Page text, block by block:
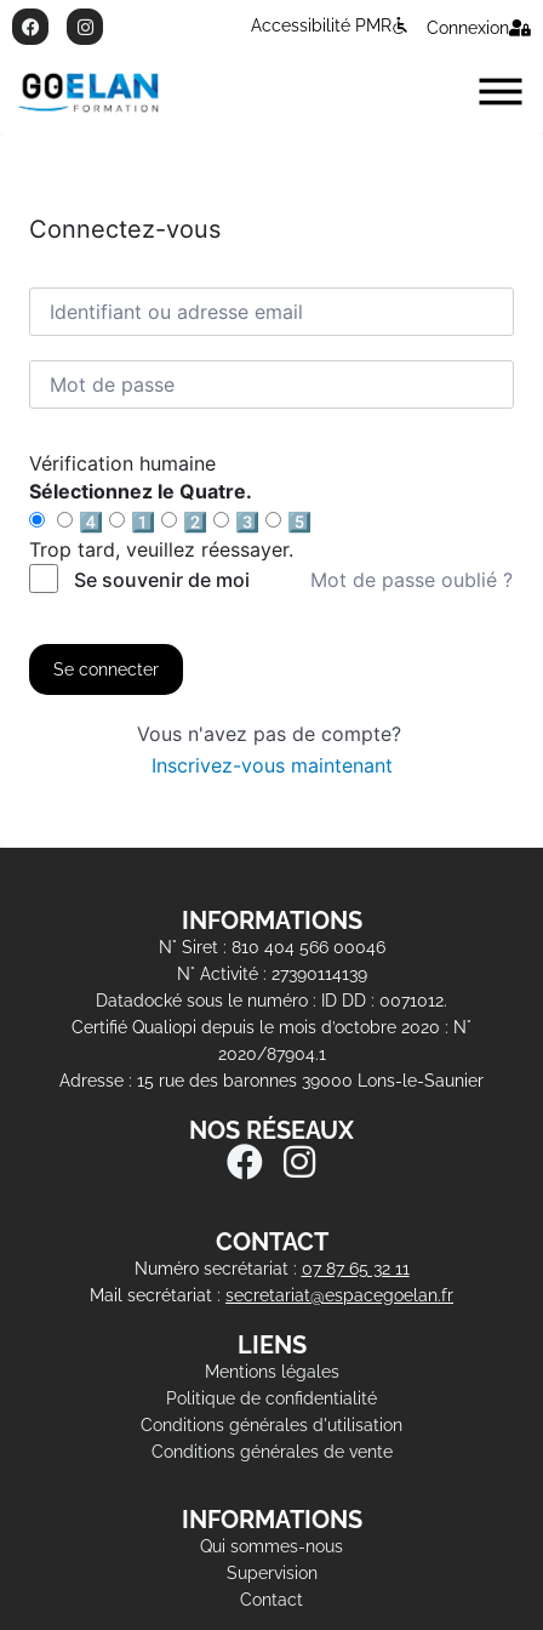
Accessibilité PMR Connexion
Connectez-vous
Vérification humaine
Sélectionnez le Quatre.
4️⃣
1️⃣ 2️⃣ 3️⃣
5️⃣
Trop tard, veuillez réessayer.
Se souvenir de moi
Mot de passe oublié ?
Se connecter
Vous n'avez pas de compte?
Inscrivez-vous maintenant
INFORMATIONS
N° Siret : 810 404 566 00046
N° Activité : 27390114139
Datadocké sous le numéro : ID DD : 0071012.
Certifié Qualiopi depuis le mois d’octobre 2020 : N°
2020/87904.1
Adresse : 15 rue des baronnes 39000 Lons-le-Saunier
NOS RÉSEAUX
CONTACT
Numéro secrétariat : 07 87 65 32 11
Mail secrétariat : secretariat@espacegoelan.fr
LIENS
Mentions légales
Politique de confidentialité
Conditions générales d'utilisation
Conditions générales de vente
INFORMATIONS
Qui sommes-nous
Supervision
Contact